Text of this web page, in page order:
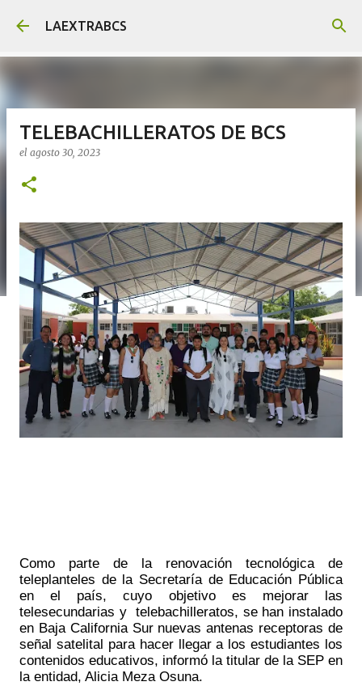
Ir al contenido principal
LAEXTRABCS
TELEBACHILLERATOS DE BCS
el agosto 30, 2023
Como parte de la renovación tecnológica de
teleplanteles de la Secretaría de Educación Pública
en el país, cuyo objetivo es mejorar las
telesecundarias y  telebachilleratos, se han instalado
en Baja California Sur nuevas antenas receptoras de
señal satelital para hacer llegar a los estudiantes los
contenidos educativos, informó la titular de la SEP en
la entidad, Alicia Meza Osuna.